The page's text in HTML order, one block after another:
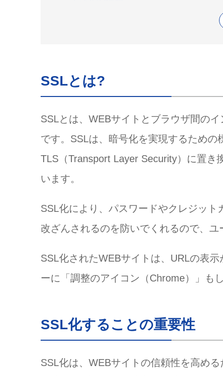
WordPressのSSL化
サーバー会社でLet’sencryptを
HTTPからHTTPSへリダイレ
SearchConsoleに登録
SSL化のよくある質問
Q.メールサーバーもSSL化する
Q.一部ページだけをSSL化して
SSLとは?
SSLとは、WEBサイトとブラウザ間の
です。SSLは、暗号化を実現するため
TLS（Transport Layer Security）に置き
います。
SSL化により、パスワードやクレジット
改ざんされるのを防いでくれるので、ユ
SSL化されたWEBサイトは、URLの表
ーに「調整のアイコン（Chrome）」も
SSL化することの重要性
SSL化は、WEBサイトの信頼性を高め